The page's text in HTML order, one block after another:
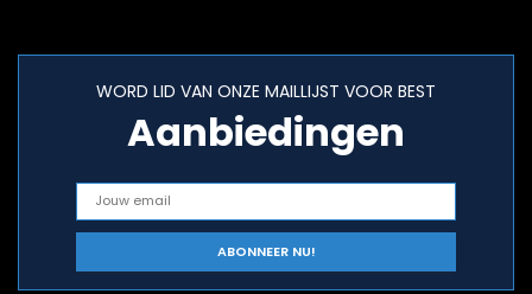
WORD LID VAN ONZE MAILLIJST VOOR BEST
Aanbiedingen